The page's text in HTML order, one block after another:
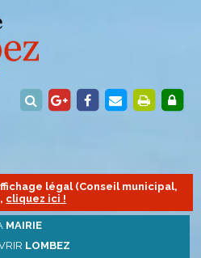
légal (Conseil municipal,
cliquez ici !
MAIRIE
LOMBEZ